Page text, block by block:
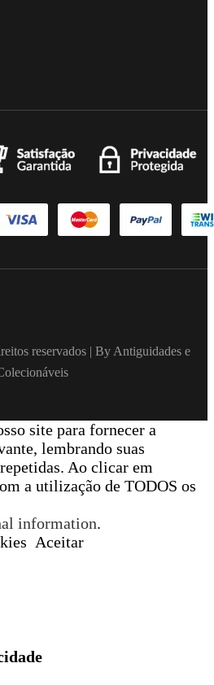
reservados | By Antiguidades e
site para fornecer a
lembrando suas
Ao clicar em
a utilização de TODOS os
information.
Aceitar